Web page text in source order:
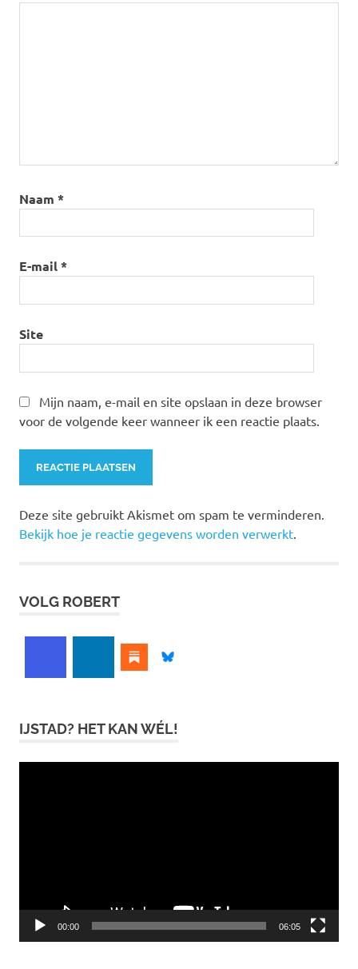
voorlichting
Naam *
E-mail*
Site
Mijn naam, e-mail en site opslaan in deze browser
voor de volgende keer wanneer ik een reactie plaats.
Deze site gebruikt Akismet om spam te verminderen.
Bekijk hoe je reactie gegevens worden verwerkt
VOLG ROBERT
IJSTAD? HET KAN WÉL!
00:00 06:05